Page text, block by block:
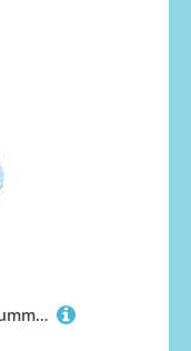
PartyDeco Folienballon Nummer "4" Hellblau-Geburtstag Hochzeit Jahrestag Folienballon Nummer "4"- Hellblau Größe ca. 86 cm Geburtstag Hochzeit Verlobung Silvesterparty Folienballon Hel Deko Geburtstag